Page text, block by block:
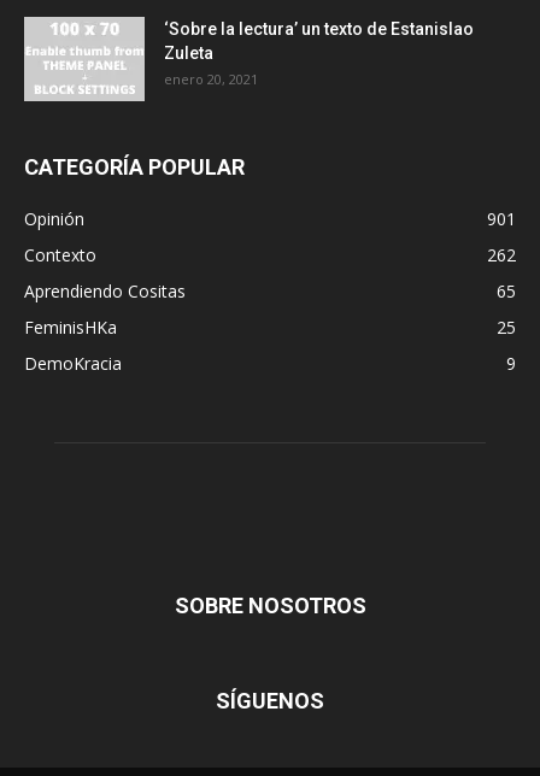
‘Sobre la lectura’ un texto de Estanislao
Zuleta
enero 20, 2021
CATEGORÍA POPULAR
Opinión
901
Contexto
262
Aprendiendo Cositas
65
FeminisHKa
25
DemoKracia
9
SOBRE NOSOTROS
SÍGUENOS